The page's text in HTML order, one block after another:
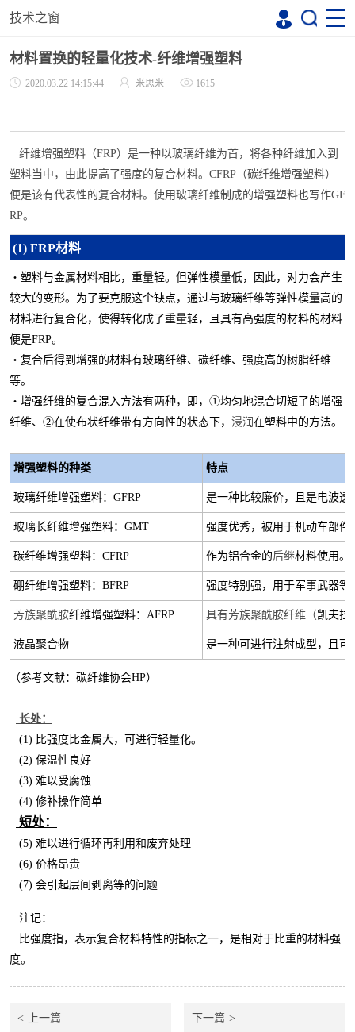
技术之窗
材料置换的轻量化技术-纤维增强塑料
2020.03.22 14:15:44 米思米 1615
纤维增强塑料（FRP）是一种以玻璃纤维为首，将各种纤维加入到
塑料当中，由此提高了强度的复合材料。 CFRP （碳纤维增强塑料）
便是该有代表性的复合材料。使用玻璃纤维制成的增强塑料也写作GF
RP。
(1) FRP材料
・塑料与金属材料相比，重量轻。 但弹性模量低，因此，对力会产生
较大的变形。为了要克服这个缺点，通过与玻璃纤维等弹性模量高的
材料进行复合化，使得转化成了重量轻，且具有高强度的材料的材料
便是FRP。
・复合后得到增强的材料有玻璃纤维、碳纤维、 强度高的树脂纤维
等。
・增强纤维的复合混入方法有两种，即， ①均匀地混合切短了的增强
纤维、 ②在使布状纤维带有方向性的状态下， 浸润 在塑料中的方法。
增强塑料的种类 特点
玻璃纤维增强塑料： GFRP 是一种比较廉价，且是电波
玻璃长纤维增强塑料： GMT 强度优秀，被用于机动车部件
碳纤维增强塑料： CFRP 作为铝合金的后继材料使用。
硼纤维增强塑料： BFRP 强度特别强，用于军事武器等
芳族聚酰胺纤维增强塑料： AFRP 具有芳族聚酰胺纤维 （凯夫拉
液晶聚合物 是一种可进行注射成型，且可
（参考文献：碳纤维协会HP）
长处：
(1) 比强度比金属大，可进行轻量化。
(2) 保温性良好
(3) 难以受腐蚀
(4) 修补操作简单
短处：
(5) 难以进行循环再利用和废弃处理
(6) 价格昂贵
(7) 会引起层间剥离等的问题
注记：
比强度指，表示复合材料特性的指标之一，是相对于比重的材料强
度。
上一篇
下一篇